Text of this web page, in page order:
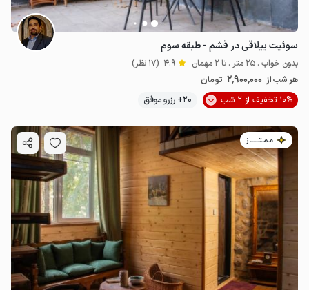
سوئیت ییلاقی در فشم - طبقه سوم
بدون خواب . 25 متر . تا 2 مهمان 4.9 (17 نظر)
هر شب از 2٬900٬000 تومان
10% تخفیف از 2 شب
20+ رزرو موفق
مـمـتــــــاز